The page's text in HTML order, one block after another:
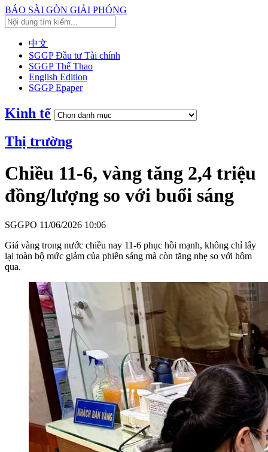
BÁO SÀI GÒN GIẢI PHÓNG
中文
SGGP Đầu tư Tài chính
SGGP Thể Thao
English Edition
SGGP Epaper
Kinh tế
Thị trường
Chiều 11-6, vàng tăng 2,4 triệu
đồng/lượng so với buổi sáng
SGGPO 11/06/2026 10:06
Giá vàng trong nước chiều nay 11-6 phục hồi mạnh, không chỉ lấy
lại toàn bộ mức giảm của phiên sáng mà còn tăng nhẹ so với hôm
qua.